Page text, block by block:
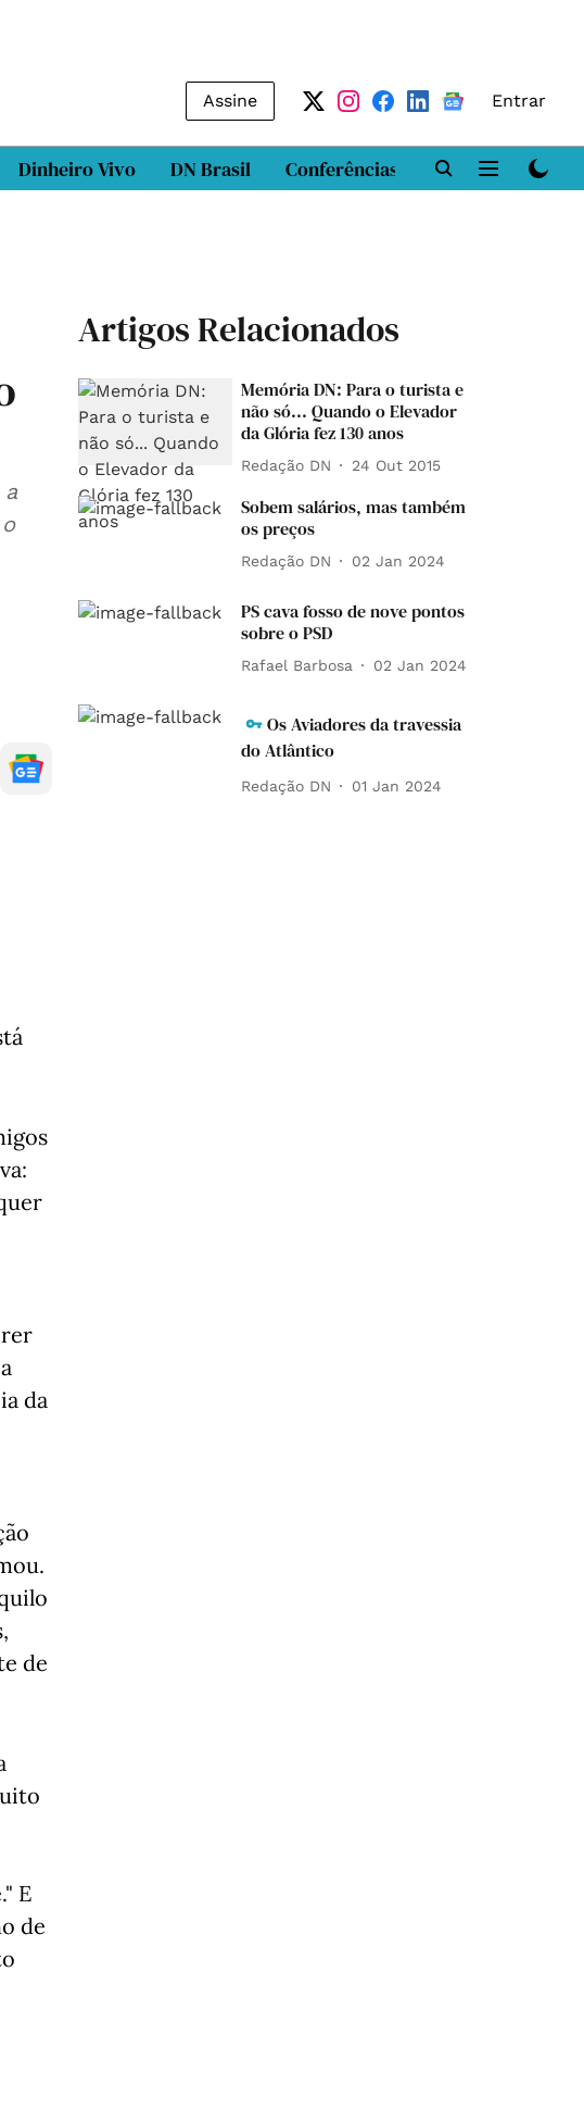
Assine Entrar
Dinheiro Vivo DN Brasil Conferências DN LAB
da
de
E
de
Artigos Relacionados
Memória DN: Para o turista e
não só... Quando o Elevador
da Glória fez 130 anos
Redação DN 24 Out 2015
Sobem salários, mas também
os preços
Redação DN 02 Jan 2024
PS cava fosso de nove pontos
sobre o PSD
Rafael Barbosa 02 Jan 2024
Os Aviadores da travessia
do Atlântico
Redação DN 01 Jan 2024